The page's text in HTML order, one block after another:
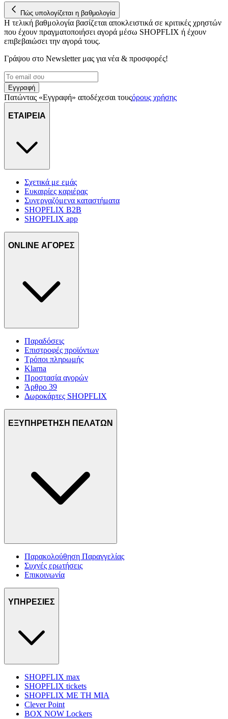
διαφημίσεων και περιεχομένου, τις μετρήσεις σχετικά με
διαφημίσεις και περιεχόμενο, την καλύτερη εικόνα του κοινού
μας και την ανάπτυξη προϊόντων. Επίσης, κοινοποιούμε
πληροφορίες σχετικά με την από μέρους σας χρήση της
δικτύωσης, διαφημίσεων και ανάλυσης.
Πώς υπολογίζεται η βαθμολογία
Η τελική βαθμολογία βασίζεται αποκλειστικά σε κριτικές χρηστών
που έχουν πραγματοποιήσει αγορά μέσω SHOPFLIX ή έχουν
επιβεβαιώσει την αγορά τους.
Γράψου στο Νewsletter μας για νέα & προσφορές!
Εγγραφή
Πατώντας «Εγγραφή» αποδέχεσαι τουςόρους χρήσης
ΕΤΑΙΡΕΙΑ
Σχετικά με εμάς
Ευκαιρίες καριέρας
Συνεργαζόμενα καταστήματα
SHOPFLIX B2B
SHOPFLIX app
ONLINE ΑΓΟΡΕΣ
Παραδόσεις
Επιστροφές προϊόντων
Τρόποι πληρωμής
Klarna
Προστασία αγορών
Άρθρο 39
Δωροκάρτες SHOPFLIX
ΕΞΥΠΗΡΕΤΗΣΗ ΠΕΛΑΤΩΝ
Παρακολούθηση Παραγγελίας
Συχνές ερωτήσεις
Επικοινωνία
ΥΠΗΡΕΣΙΕΣ
SHOPFLIX max
SHOPFLIX tickets
SHOPFLIX ΜΕ ΤΗ ΜΙΑ
Clever Point
BOX NOW Lockers